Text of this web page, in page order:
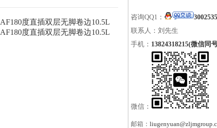
AF180度直插双层无脚卷边10.5L
AF180度直插双层无脚卷边10.5L
咨询QQ1：
联系人：刘先生
手机： 13824318215(微信同
微信：
邮箱：